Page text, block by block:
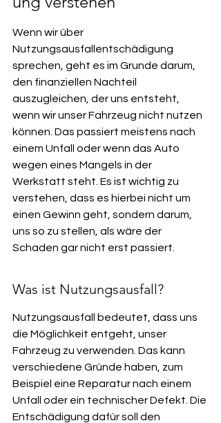
Wenn wir über
Nutzungsausfallentschädigung
sprechen, geht es im Grunde darum,
den finanziellen Nachteil
auszugleichen, der uns entsteht,
wenn wir unser Fahrzeug nicht nutzen
können. Das passiert meistens nach
einem Unfall oder wenn das Auto
wegen eines Mangels in der
Werkstatt steht. Es ist wichtig zu
verstehen, dass es hierbei nicht um
einen Gewinn geht, sondern darum,
uns so zu stellen, als wäre der
Schaden gar nicht erst passiert.
Was ist Nutzungsausfall?
Nutzungsausfall bedeutet, dass uns
die Möglichkeit entgeht, unser
Fahrzeug zu verwenden. Das kann
verschiedene Gründe haben, zum
Beispiel eine Reparatur nach einem
Unfall oder ein technischer Defekt. Die
Entschädigung dafür soll den